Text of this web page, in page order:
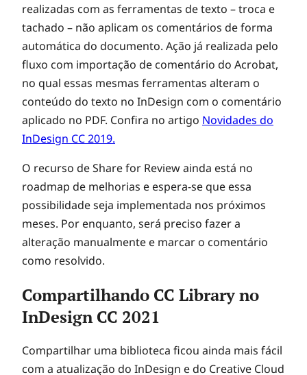
realizadas com as ferramentas de texto – troca e
tachado – não aplicam os comentários de forma
automática do documento. Ação já realizada pelo
fluxo com importação de comentário do Acrobat,
no qual essas mesmas ferramentas alteram o
conteúdo do texto no InDesign com o comentário
aplicado no PDF. Confira no artigo Novidades do
InDesign CC 2019.
O recurso de Share for Review ainda está no
roadmap de melhorias e espera-se que essa
possibilidade seja implementada nos próximos
meses. Por enquanto, será preciso fazer a
alteração manualmente e marcar o comentário
como resolvido.
Compartilhando CC Library no
InDesign CC 2021
Compartilhar uma biblioteca ficou ainda mais fácil
com a atualização do InDesign e do Creative Cloud